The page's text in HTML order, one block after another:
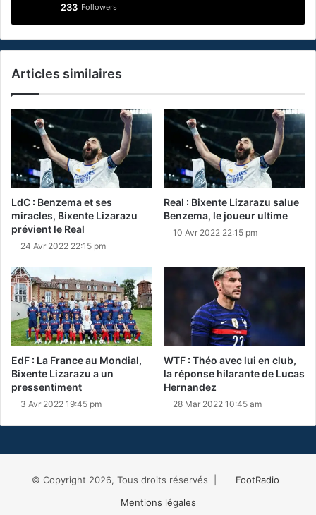
233 Followers
Articles similaires
LdC : Benzema et ses
miracles, Bixente Lizarazu
prévient le Real
24 Avr 2022 22:15 pm
Real : Bixente Lizarazu salue
Benzema, le joueur ultime
10 Avr 2022 22:15 pm
EdF : La France au Mondial,
Bixente Lizarazu a un
pressentiment
3 Avr 2022 19:45 pm
WTF : Théo avec lui en club,
la réponse hilarante de Lucas
Hernandez
28 Mar 2022 10:45 am
© Copyright 2026, Tous droits réservés |
FootRadio
Mentions légales